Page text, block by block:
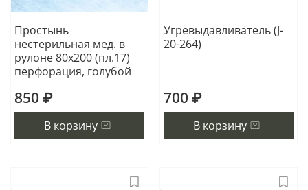
Простынь
нестерильная мед. в
рулоне 80х200 (пл.17)
перфорация, голубой
850 ₽
В корзину
Угревыдавливатель (J-
20-264)
700 ₽
В корзину